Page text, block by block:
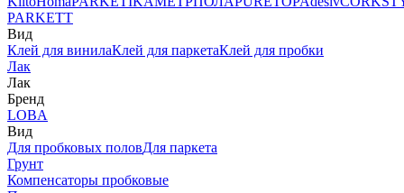
PARKETT
Вид
Клей для винилаКлей для паркетаКлей для пробки
Лак
Лак
Бренд
LOBA
Вид
Для пробковых половДля паркета
Грунт
Компенсаторы пробковые